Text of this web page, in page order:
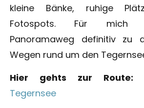
kleine Bänke, ruhige
Fotospots. Für mich
Panoramaweg definitiv zu
Wegen rund um den
Hier gehts zur Route:
Tegernsee